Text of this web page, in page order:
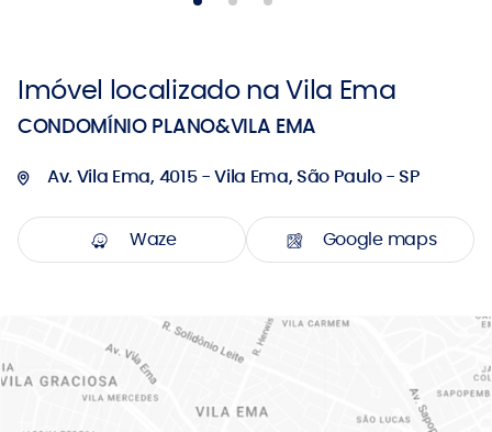
Imóvel localizado na Vila Ema
CONDOMÍNIO PLANO&VILA EMA
Av. Vila Ema, 4015 - Vila Ema, São Paulo - SP
Waze Google maps